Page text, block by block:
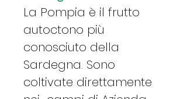
La Pompia è il frutto
autoctono più
conosciuto della
Sardegna. Sono
coltivate direttamente